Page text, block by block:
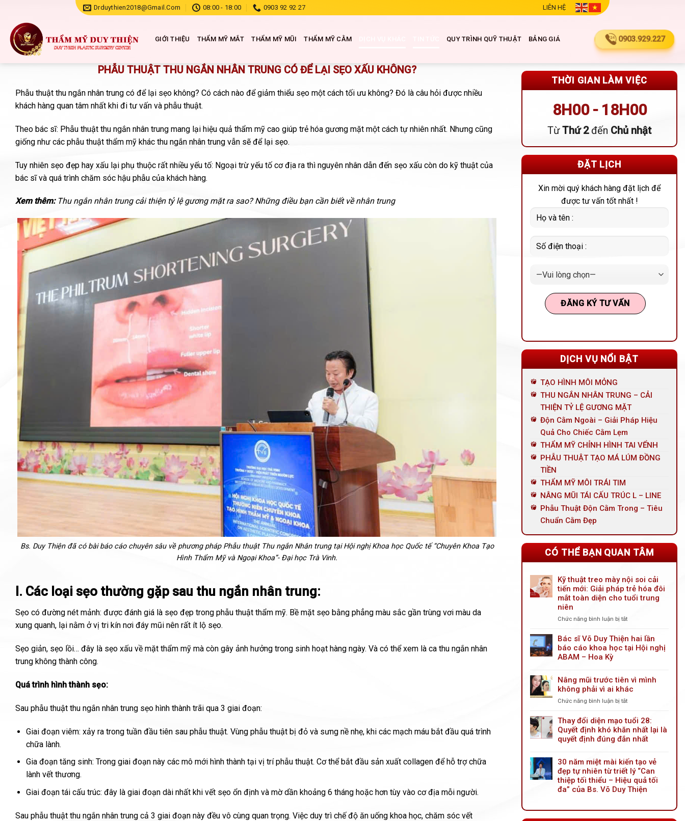
dung
Drduythien2018@gmail.com 08:00 - 18:00 0903 92 92 27 LIÊN HỆ
GIỚI THIỆU THẨM MỸ MẮT THẨM MỸ MŨI THẨM MỸ CẰM QUY TRÌNH QUỸ THUẬT BẢNG GIÁ 0903.929.227
PHẪU THUẬT THU NGẮN NHÂN TRUNG CÓ ĐỂ LẠI SẸO XẤU KHÔNG?
Phẫu thuật thu ngắn nhân trung có để lại sẹo không? Có cách nào để giảm thiểu sẹo một cách tối ưu không? Đó là câu hỏi được nhiều
khách hàng quan tâm nhất khi đi tư vấn và phẫu thuật.
Theo bác sĩ: Phẫu thuật thu ngắn nhân trung mang lại hiệu quả thẩm mỹ cao giúp trẻ hóa gương mặt một cách tự nhiên nhất. Nhưng cũng
giống như các phẫu thuật thẩm mỹ khác thu ngắn nhân trung vẫn sẽ để lại sẹo.
Tuy nhiên sẹo đẹp hay xấu lại phụ thuộc rất nhiều yếu tố: Ngoại trừ yếu tố cơ địa ra thì nguyên nhân dẫn đến sẹo xấu còn do kỹ thuật của
bác sĩ và quá trình chăm sóc hậu phẫu của khách hàng.
Xem thêm: Thu ngắn nhân trung cải thiện tỷ lệ gương mặt ra sao? Những điều bạn cần biết về nhân trung
Bs. Duy Thiện đã có bài báo cáo chuyên sâu về phương pháp Phẫu thuật Thu ngắn Nhân trung tại Hội nghị Khoa học Quốc tế “Chuyên Khoa Tạo
Hình Thẩm Mỹ và Ngoại Khoa”- Đại học Trà Vinh.
I. Các loại sẹo thường gặp sau thu ngắn nhân trung:
Sẹo có đường nét mảnh: được đánh giá là sẹo đẹp trong phẫu thuật thẩm mỹ. Bề mặt sẹo bằng phẳng màu sắc gần trùng vơi màu da
xung quanh, lại nằm ở vị tri kín nơi đáy mũi nên rất ít lộ sẹo.
Sẹo giản, sẹo lồi… đây là sẹo xấu về mặt thẩm mỹ mà còn gây ảnh hưởng trong sinh hoạt hàng ngày. Và có thể xem là ca thu ngắn nhân
trung không thành công.
Quá trình hình thành sẹo:
Sau phẫu thuật thu ngắn nhân trung sẹo hình thành trãi qua 3 giai đoạn:
Giai đoạn viêm: xảy ra trong tuần đầu tiên sau phẫu thuật. Vùng phẫu thuật bị đỏ và sưng nề nhẹ, khi các mạch máu bắt đầu quá trình
chữa lành.
Gia đoạn tăng sinh: Trong giai đoạn này các mô mới hình thành tại vị trí phẫu thuật. Cơ thể bắt đầu sản xuất collagen để hỗ trợ chữa
lành vết thương.
Giai đoạn tái cấu trúc: đây là giai đoạn dài nhất khi vết sẹo ổn định và mờ dần khoảng 6 tháng hoặc hơn tùy vào cơ địa mỗi người.
Sau phẫu thuật thu ngắn nhân trung cả 3 giai đoạn này đều vô cùng quan trọng. Việc duy trì chế độ ăn uống khoa học, chăm sóc vết
THỜI GIAN LÀM VIỆC
8H00 - 18H00
TừThứ 2đến Chủ nhật
ĐẶT LỊCH
Xin mời quý khách hàng đặt lịch để
được tư vấn tốt nhất !
DỊCH VỤ NỔI BẬT
TẠO HÌNH MÔI MỎNG
THU NGẮN NHÂN TRUNG – CẢI
THIỆN TỶ LỆ GƯƠNG MẶT
Độn Cằm Ngoài – Giải Pháp Hiệu
Quả Cho Chiếc Cằm Lẹm
THẨM MỸ CHỈNH HÌNH TAI VỂNH
PHẪU THUẬT TẠO MÁ LÚM ĐỒNG
TIỀN
THẨM MỸ MÔI TRÁI TIM
NÂNG MŨI TÁI CẤU TRÚC L – LINE
Phẫu Thuật Độn Cằm Trong – Tiêu
Chuẩn Cằm Đẹp
CÓ THỂ BẠN QUAN TÂM
Kỹ thuật treo mày nội soi cải
tiến mới: Giải pháp trẻ hóa đôi
mắt toàn diện cho tuổi trung
niên
Chức năng bình luận bị tắt
thuật
treo
mày
cải
tiến
trẻ
hóa
đôi
toàn
diện
cho
tuổi
trung
Bác sĩ Võ Duy Thiện hai lần
báo cáo khoa học tại Hội nghị
ABAM – Hoa Kỳ
Nâng mũi trước tiên vì mình
không phải vì ai khác
Chức năng bình luận bị tắt
mũi
trước
không
phải
vì
ai
Thay đổi diện mạo tuổi 28:
Quyết định khó khăn nhất lại là
quyết định đúng đắn nhất
30 năm miệt mài kiến tạo vẻ
đẹp tự nhiên từ triết lý “Can
thiệp tối thiểu – Hiệu quả tối
đa” của Bs. Võ Duy Thiện